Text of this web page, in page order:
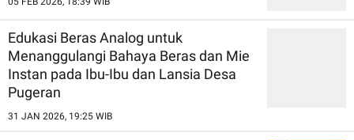
Edukasi Beras Analog untuk
Menanggulangi Bahaya Beras dan Mie
Instan pada Ibu-Ibu dan Lansia Desa
Pugeran
31 JAN 2026, 19:25 WIB